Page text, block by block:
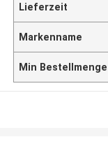
Lieferzeit
Markenname
Min Bestellmenge